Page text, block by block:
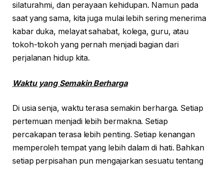
silaturahmi, dan perayaan kehidupan. Namun pada
saat yang sama, kita juga mulai lebih sering menerima
kabar duka, melayat sahabat, kolega, guru, atau
tokoh-tokoh yang pernah menjadi bagian dari
perjalanan hidup kita.
Waktu yang Semakin Berharga
Di usia senja, waktu terasa semakin berharga. Setiap
pertemuan menjadi lebih bermakna. Setiap
percakapan terasa lebih penting. Setiap kenangan
memperoleh tempat yang lebih dalam di hati. Bahkan
setiap perpisahan pun mengajarkan sesuatu tentang